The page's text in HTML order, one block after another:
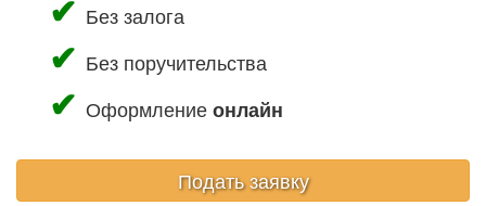
Без залога
Без поручительства
Оформлениеонлайн
Подать заявку